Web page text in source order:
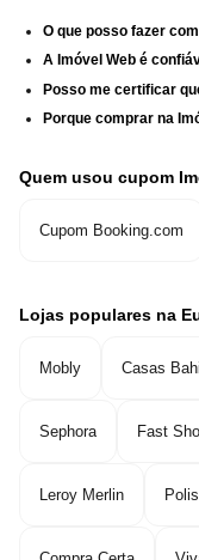
O que posso fazer
A Imóvel Web é
Posso me certificar
Porque comprar na
Quem usou cupom
Cupom Booking.com
Lojas populares na
Mobly Casas
Sephora Fast
Leroy Merlin